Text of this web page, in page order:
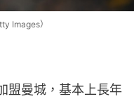
Images）
盟曼城，基本上長年